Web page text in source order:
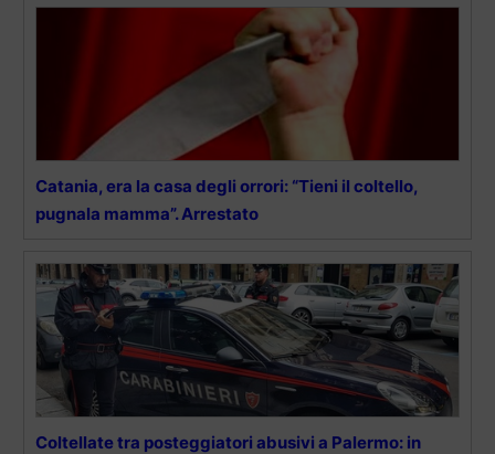
Catania, era la casa degli orrori: “Tieni il coltello,
pugnala mamma”. Arrestato
Coltellate tra posteggiatori abusivi a Palermo: in